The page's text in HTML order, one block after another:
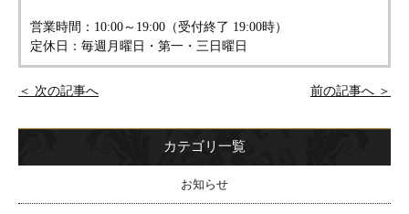
営業時間：10:00～19:00（受付終了 19:00時）
定休日：毎週月曜日・第一・三日曜日
＜ 次の記事へ 前の記事へ ＞
カテゴリ一覧
お知らせ